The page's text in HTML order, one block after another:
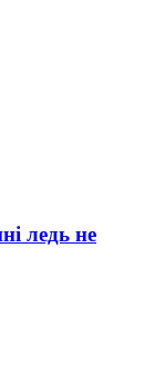
ледь не